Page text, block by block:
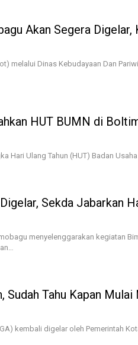
Akan Segera Digelar,
melalui Dinas Kebudayaan Dan
HUT BUMN di
Hari Ulang Tahun (HUT) Badan
Sekda Jabarkan
menyelenggarakan kegiatan
Tahu Kapan Mulai
kembali digelar oleh Pemerintah